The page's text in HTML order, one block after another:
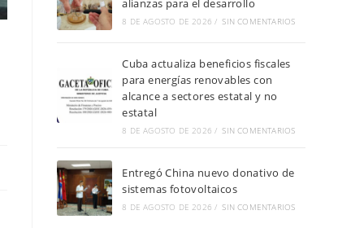
alianzas para el desarrollo
8 DE AGOSTO DE 2026 / SIN COMENTARIOS
Cuba actualiza beneficios fiscales
para energías renovables con
alcance a sectores estatal y no
estatal
8 DE AGOSTO DE 2026 / SIN COMENTARIOS
Entregó China nuevo donativo de
sistemas fotovoltaicos
8 DE AGOSTO DE 2026 / SIN COMENTARIOS